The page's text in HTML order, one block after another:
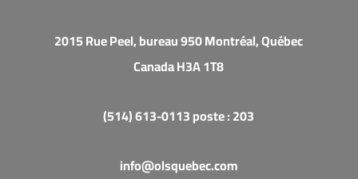
2015 Rue Peel, bureau 950 Montréal, Québec
Canada H3A 1T8
(514) 613-0113 poste : 203
info@olsquebec.com